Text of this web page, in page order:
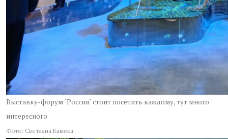
Выставку-форум "Россия" стоит посетить каждому, тут много
интересного.
Фото: Светлана Камека